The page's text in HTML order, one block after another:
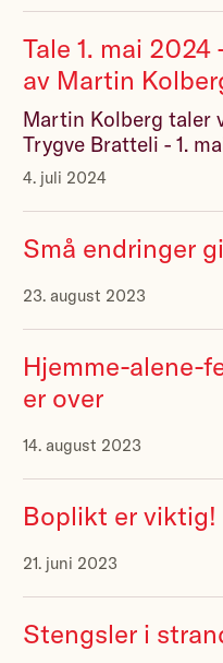
Tale 1. mai
av Martin
4. juli 2024
Martin Kolberg taler
Trygve Bratteli - 1.
Små endringer
23. august 2023
Hjemme-alene-
er over
14. august 2023
Boplikt er viktig!
21. juni 2023
Stengsler i